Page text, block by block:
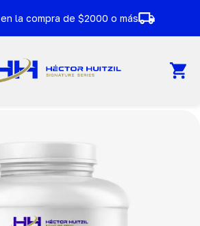
en la compra de $2000 o más